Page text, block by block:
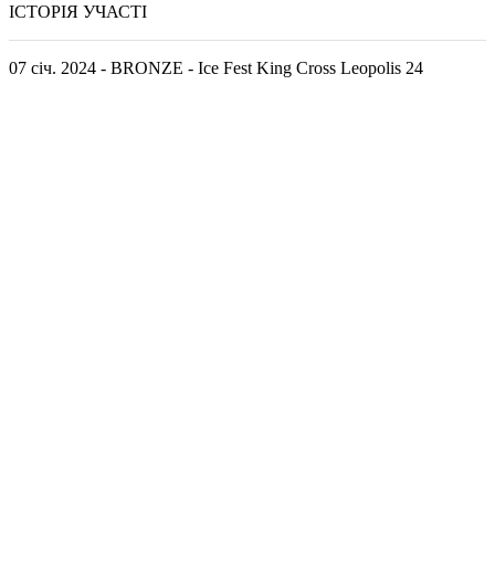
ІСТОРІЯ УЧАСТІ
07 січ. 2024 - BRONZE - Ice Fest King Cross Leopolis 24